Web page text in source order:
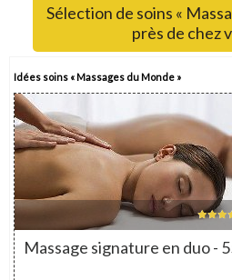
Sélection de soins «
près de chez
Idées soins « Massages du Monde »
Massage signature en duo -